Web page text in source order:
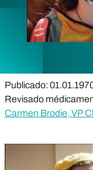
Publicado:
Revisado
Carmen Brodie, VP